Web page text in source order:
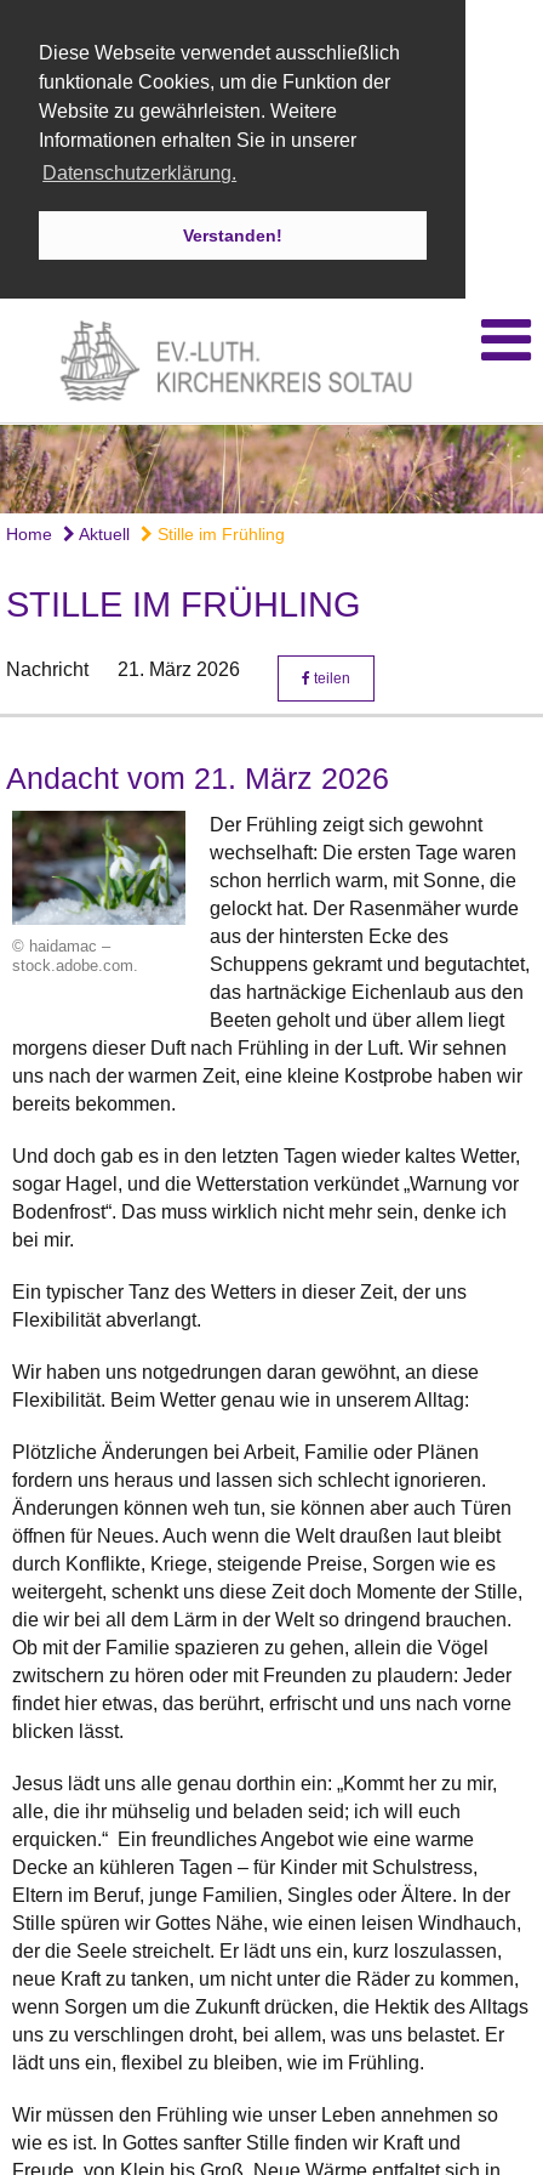
Diese Webseite verwendet ausschließlich
funktionale Cookies, um die Funktion der
Website zu gewährleisten. Weitere
Informationen erhalten Sie in unserer
Datenschutzerklärung.
Verstanden!
Home Aktuell Stille im Frühling
STILLE IM FRÜHLING
Nachricht 21. März 2026 teilen
Andacht vom 21. März 2026
© haidamac –
stock.adobe.com.
Der Frühling zeigt sich gewohnt
wechselhaft: Die ersten Tage waren
schon herrlich warm, mit Sonne, die
gelockt hat. Der Rasenmäher wurde
aus der hintersten Ecke des
Schuppens gekramt und begutachtet,
das hartnäckige Eichenlaub aus den
Beeten geholt und über allem liegt
morgens dieser Duft nach Frühling in der Luft. Wir sehnen
uns nach der warmen Zeit, eine kleine Kostprobe haben wir
bereits bekommen.
Und doch gab es in den letzten Tagen wieder kaltes Wetter,
sogar Hagel, und die Wetterstation verkündet „Warnung vor
Bodenfrost“. Das muss wirklich nicht mehr sein, denke ich
bei mir.
Ein typischer Tanz des Wetters in dieser Zeit, der uns
Flexibilität abverlangt.
Wir haben uns notgedrungen daran gewöhnt, an diese
Flexibilität. Beim Wetter genau wie in unserem Alltag:
Plötzliche Änderungen bei Arbeit, Familie oder Plänen
fordern uns heraus und lassen sich schlecht ignorieren.
Änderungen können weh tun, sie können aber auch Türen
öffnen für Neues. Auch wenn die Welt draußen laut bleibt
durch Konflikte, Kriege, steigende Preise, Sorgen wie es
weitergeht, schenkt uns diese Zeit doch Momente der Stille,
die wir bei all dem Lärm in der Welt so dringend brauchen.
Ob mit der Familie spazieren zu gehen, allein die Vögel
zwitschern zu hören oder mit Freunden zu plaudern: Jeder
findet hier etwas, das berührt, erfrischt und uns nach vorne
blicken lässt.
Jesus lädt uns alle genau dorthin ein: „Kommt her zu mir,
alle, die ihr mühselig und beladen seid; ich will euch
erquicken.“ Ein freundliches Angebot wie eine warme
Decke an kühleren Tagen – für Kinder mit Schulstress,
Eltern im Beruf, junge Familien, Singles oder Ältere. In der
Stille spüren wir Gottes Nähe, wie einen leisen Windhauch,
der die Seele streichelt. Er lädt uns ein, kurz loszulassen,
neue Kraft zu tanken, um nicht unter die Räder zu kommen,
wenn Sorgen um die Zukunft drücken, die Hektik des Alltags
uns zu verschlingen droht, bei allem, was uns belastet. Er
lädt uns ein, flexibel zu bleiben, wie im Frühling.
Wir müssen den Frühling wie unser Leben annehmen so
wie es ist. In Gottes sanfter Stille finden wir Kraft und
Freude, von Klein bis Groß. Neue Wärme entfaltet sich in